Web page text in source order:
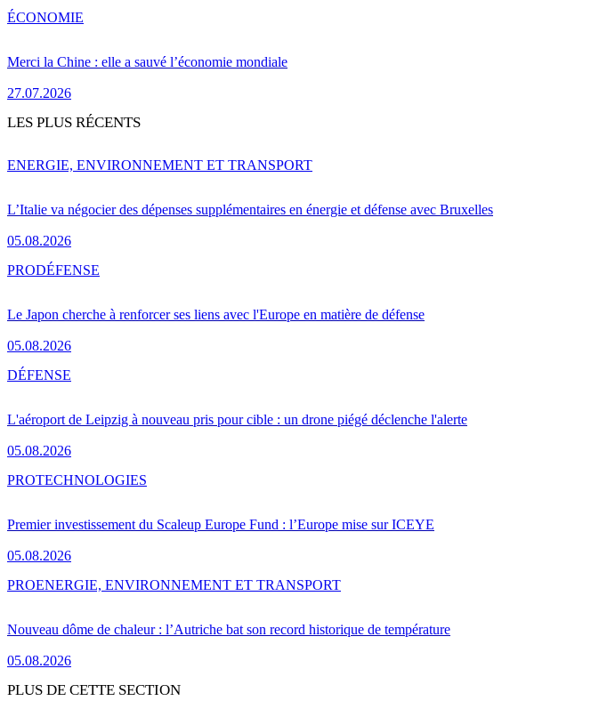
Merci la Chine : elle a sauvé l’économie mondiale
27.07.2026
ÉCONOMIE
LES PLUS RÉCENTS
L’Italie va négocier des dépenses supplémentaires en énergie et défense avec Bruxelles
05.08.2026
ENERGIE, ENVIRONNEMENT ET TRANSPORT
Le Japon cherche à renforcer ses liens avec l'Europe en matière de défense
05.08.2026
PRODÉFENSE
L'aéroport de Leipzig à nouveau pris pour cible : un drone piégé déclenche l'alerte
05.08.2026
DÉFENSE
Premier investissement du Scaleup Europe Fund : l’Europe mise sur ICEYE
05.08.2026
PROTECHNOLOGIES
Nouveau dôme de chaleur : l’Autriche bat son record historique de température
05.08.2026
PROENERGIE, ENVIRONNEMENT ET TRANSPORT
PLUS DE CETTE SECTION